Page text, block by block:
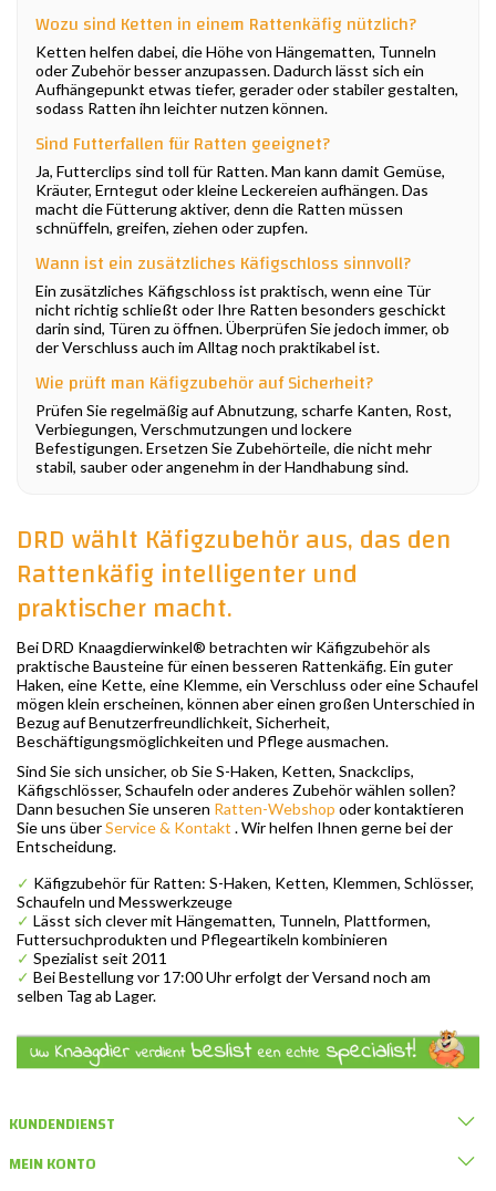
Wozu sind Ketten in einem Rattenkäfig nützlich?
Ketten helfen dabei, die Höhe von Hängematten, Tunneln
oder Zubehör besser anzupassen. Dadurch lässt sich ein
Aufhängepunkt etwas tiefer, gerader oder stabiler gestalten,
sodass Ratten ihn leichter nutzen können.
Sind Futterfallen für Ratten geeignet?
Ja, Futterclips sind toll für Ratten. Man kann damit Gemüse,
Kräuter, Erntegut oder kleine Leckereien aufhängen. Das
macht die Fütterung aktiver, denn die Ratten müssen
schnüffeln, greifen, ziehen oder zupfen.
Wann ist ein zusätzliches Käfigschloss sinnvoll?
Ein zusätzliches Käfigschloss ist praktisch, wenn eine Tür
nicht richtig schließt oder Ihre Ratten besonders geschickt
darin sind, Türen zu öffnen. Überprüfen Sie jedoch immer, ob
der Verschluss auch im Alltag noch praktikabel ist.
Wie prüft man Käfigzubehör auf Sicherheit?
Prüfen Sie regelmäßig auf Abnutzung, scharfe Kanten, Rost,
Verbiegungen, Verschmutzungen und lockere
Befestigungen. Ersetzen Sie Zubehörteile, die nicht mehr
stabil, sauber oder angenehm in der Handhabung sind.
DRD wählt Käfigzubehör aus, das den
Rattenkäfig intelligenter und
praktischer macht.
Bei DRD Knaagdierwinkel® betrachten wir Käfigzubehör als
praktische Bausteine für einen besseren Rattenkäfig. Ein guter
Haken, eine Kette, eine Klemme, ein Verschluss oder eine Schaufel
mögen klein erscheinen, können aber einen großen Unterschied in
Bezug auf Benutzerfreundlichkeit, Sicherheit,
Beschäftigungsmöglichkeiten und Pflege ausmachen.
Sind Sie sich unsicher, ob Sie S-Haken, Ketten, Snackclips,
Käfigschlösser, Schaufeln oder anderes Zubehör wählen sollen?
Dann besuchen Sie unseren Ratten-Webshop oder kontaktieren
Sie uns überService & Kontakt . Wir helfen Ihnen gerne bei der
Entscheidung.
✓ Käfigzubehör für Ratten: S-Haken, Ketten, Klemmen, Schlösser,
Schaufeln und Messwerkzeuge
✓ Lässt sich clever mit Hängematten, Tunneln, Plattformen,
Futtersuchprodukten und Pflegeartikeln kombinieren
✓ Spezialist seit 2011
✓ Bei Bestellung vor 17:00 Uhr erfolgt der Versand noch am
selben Tag ab Lager.
KUNDENDIENST
MEIN KONTO